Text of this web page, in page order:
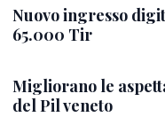
Nuovo ingresso
65.000 Tir
Migliorano le
del Pil veneto